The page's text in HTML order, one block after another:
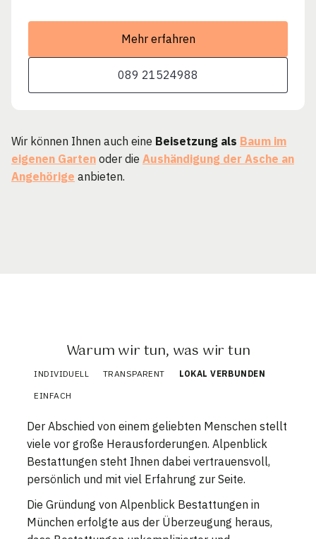
Mehr erfahren
089 21524988
Wir können Ihnen auch eine Beisetzung als Baum im
eigenen Garten oder die Aushändigung der Asche an
Angehörige anbieten.
Warum wir tun, was wir tun
INDIVIDUELL TRANSPARENT LOKAL VERBUNDEN
EINFACH
Der Abschied von einem geliebten Menschen stellt
viele vor große Herausforderungen. Alpenblick
Bestattungen steht Ihnen dabei vertrauensvoll,
persönlich und mit viel Erfahrung zur Seite.
Die Gründung von Alpenblick Bestattungen in
München erfolgte aus der Überzeugung heraus,